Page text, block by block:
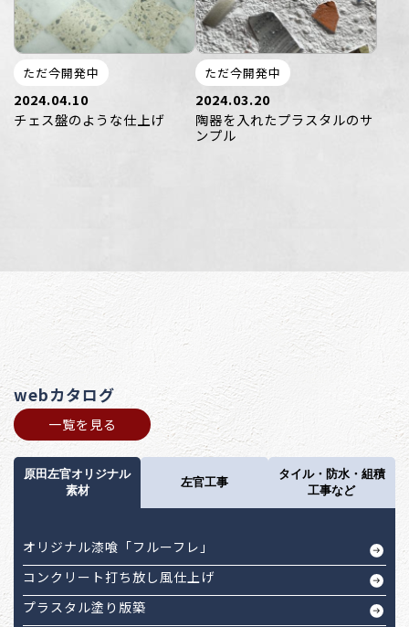
ただ今開発中
2024.04.10
チェス盤のような仕上げ
ただ今開発中
2024.03.20
陶器を入れたプラスタルのサ
ンプル
webカタログ
一覧を見る
原田左官オリジナル
素材
左官工事
タイル・防水・組積
工事など
オリジナル漆喰「フルーフレ」
コンクリート打ち放し風仕上げ
プラスタル塗り版築